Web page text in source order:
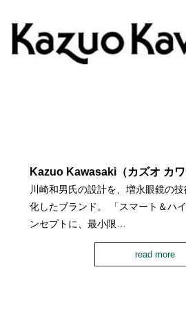
Kazuo Kawasaki（カズオ カワ
川崎和男氏の設計を、増永眼鏡の
化したブランド。 「スマート＆ハ
ンセプトに、最小限…
read more